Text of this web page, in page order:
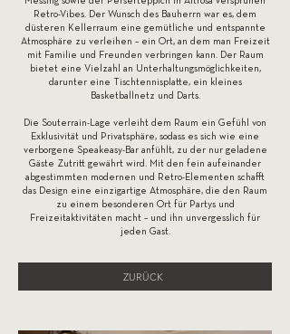
Retro-Vibes. Der Wunsch des Bauherrn war es, dem
düsteren Kellerraum eine gemütliche und entspannte
Atmosphäre zu verleihen – ein Ort, an dem man Freizeit
mit Familie und Freunden verbringen kann. Der Raum
bietet eine Vielzahl an Unterhaltungsmöglichkeiten,
darunter eine Tischtennisplatte, ein kleines
Basketballnetz und Darts.
Die Souterrain-Lage verleiht dem Raum ein Gefühl von
Exklusivität und Privatsphäre, sodass es sich wie eine
verborgene Speakeasy-Bar anfühlt, zu der nur geladene
Gäste Zutritt gewährt wird. Mit den fein aufeinander
abgestimmten modernen und Retro-Elementen schafft
das Design eine einzigartige Atmosphäre, die den Raum
zu einem besonderen Ort für Partys und
Freizeitaktivitäten macht – und ihn unvergesslich für
jeden Gast.
ZURÜCK